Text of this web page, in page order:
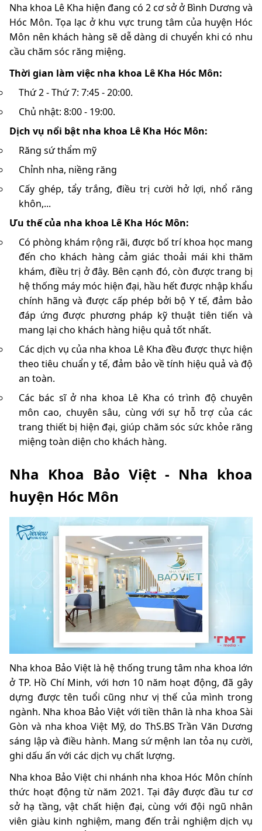
Nha khoa Lê Kha hiện đang có 2 cơ sở ở Bình Dương và
Hóc Môn. Tọa lạc ở khu vực trung tâm của huyện Hóc
Môn nên khách hàng sẽ dễ dàng di chuyển khi có nhu
cầu chăm sóc răng miệng.
Thời gian làm việc nha khoa Lê Kha Hóc Môn:
Thứ 2 - Thứ 7: 7:45 - 20:00.
Chủ nhật: 8:00 - 19:00.
Dịch vụ nổi bật nha khoa Lê Kha Hóc Môn:
Răng sứ thẩm mỹ
Chỉnh nha, niềng răng
Cấy ghép, tẩy trắng, điều trị cười hở lợi, nhổ răng
khôn,...
Ưu thế của nha khoa Lê Kha Hóc Môn:
Có phòng khám rộng rãi, được bố trí khoa học mang
đến cho khách hàng cảm giác thoải mái khi thăm
khám, điều trị ở đây. Bên cạnh đó, còn được trang bị
hệ thống máy móc hiện đại, hầu hết được nhập khẩu
chính hãng và được cấp phép bởi bộ Y tế, đảm bảo
đáp ứng được phương pháp kỹ thuật tiên tiến và
mang lại cho khách hàng hiệu quả tốt nhất.
Các dịch vụ của nha khoa Lê Kha đều được thực hiện
theo tiêu chuẩn y tế, đảm bảo về tính hiệu quả và độ
an toàn.
Các bác sĩ ở nha khoa Lê Kha có trình độ chuyên
môn cao, chuyên sâu, cùng với sự hỗ trợ của các
trang thiết bị hiện đại, giúp chăm sóc sức khỏe răng
miệng toàn diện cho khách hàng.
Nha Khoa Bảo Việt - Nha khoa
huyện Hóc Môn
Nha khoa Bảo Việt là hệ thống trung tâm nha khoa lớn
ở TP. Hồ Chí Minh, với hơn 10 năm hoạt động, đã gây
dựng được tên tuổi cũng như vị thế của mình trong
ngành. Nha khoa Bảo Việt với tiền thân là nha khoa Sài
Gòn và nha khoa Việt Mỹ, do ThS.BS Trần Văn Dương
sáng lập và điều hành. Mang sứ mệnh lan tỏa nụ cười,
ghi dấu ấn với các dịch vụ chất lượng.
Nha khoa Bảo Việt chi nhánh nha khoa Hóc Môn chính
thức hoạt động từ năm 2021. Tại đây được đầu tư cơ
sở hạ tầng, vật chất hiện đại, cùng với đội ngũ nhân
viên giàu kinh nghiệm, mang đến trải nghiệm dịch vụ